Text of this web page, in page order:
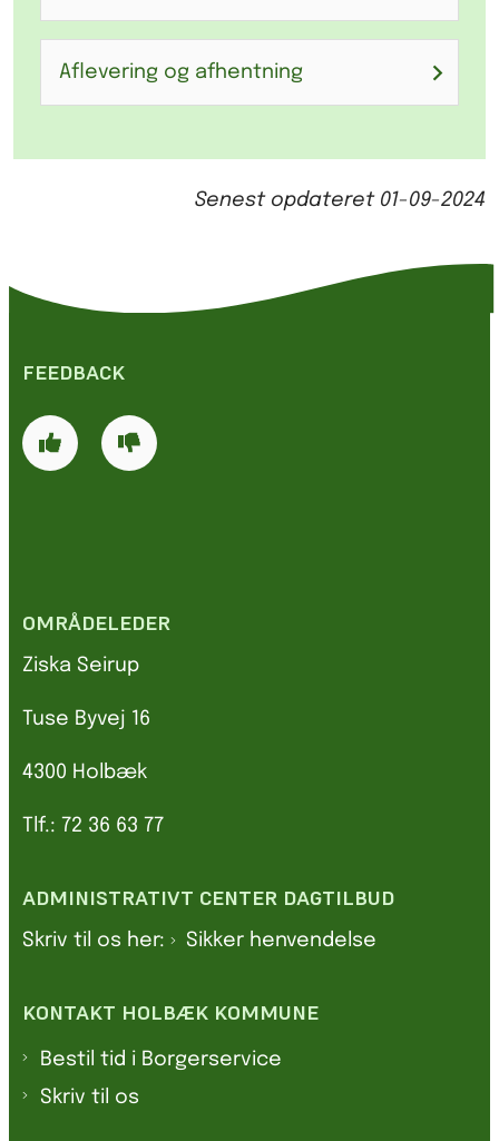
Aflevering og afhentning
Senest opdateret 01-09-2024
FEEDBACK
OMRÅDELEDER
Ziska Seirup
Tuse Byvej 16
4300 Holbæk
Tlf.: 72 36 63 77
ADMINISTRATIVT CENTER DAGTILBUD
Skriv til os her: Sikker henvendelse
KONTAKT HOLBÆK KOMMUNE
Bestil tid i Borgerservice
Skriv til os